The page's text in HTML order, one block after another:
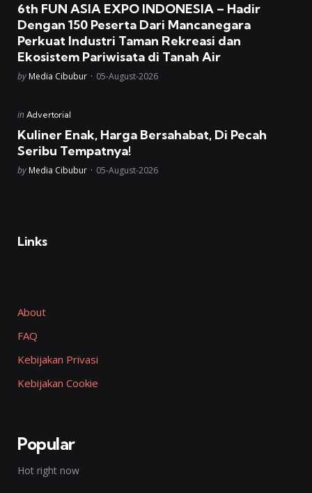
6th FUN ASIA EXPO INDONESIA – Hadir
Dengan 150 Peserta Dari Mancanegara
Perkuat Industri Taman Rekreasi dan
Ekosistem Pariwisata di Tanah Air
Posted
by Media Cibubur 05-August-2026
Posted
in Advertorial
Kuliner Enak, Harga Bersahabat, Di Pecah
Seribu Tempatnya!
Posted
by Media Cibubur 05-August-2026
Links
About
FAQ
Kebijakan Privasi
Kebijakan Cookie
Popular
Hot right now